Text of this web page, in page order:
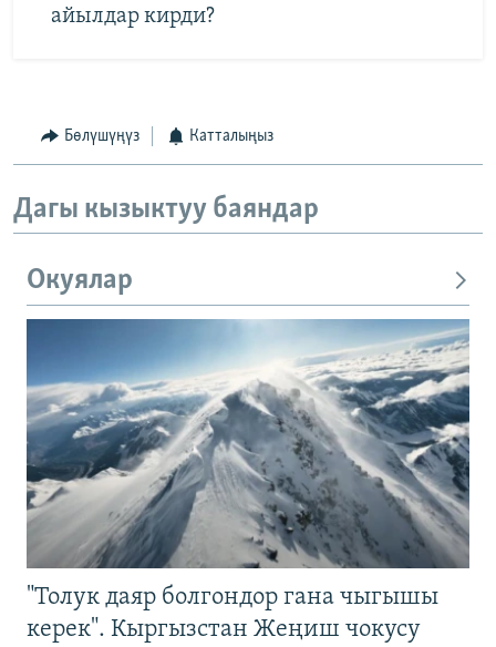
айылдар кирди?
Бөлүшүңүз Катталыңыз
Дагы кызыктуу баяндар
Окуялар
"Толук даяр болгондор гана чыгышы
керек". Кыргызстан Жеңиш чокусу